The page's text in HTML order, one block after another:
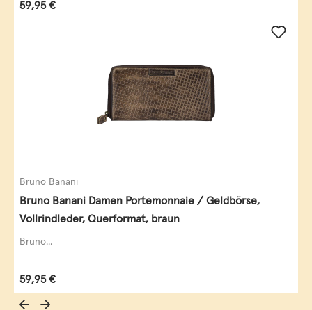
Regulärer Preis:
59,95 €
Bruno Banani
Bruno Banani Damen Portemonnaie / Geldbörse,
Vollrindleder, Querformat, braun
Bruno...
Regulärer Preis:
59,95 €